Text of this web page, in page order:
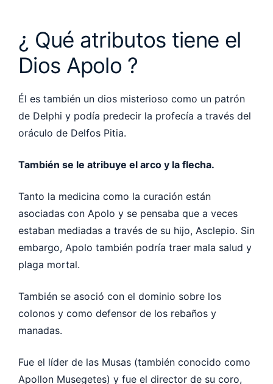
¿ Qué atributos tiene el
Dios Apolo ?
Él es también un dios misterioso como un patrón
de Delphi y podía predecir la profecía a través del
oráculo de Delfos Pitia.
También se le atribuye el arco y la flecha.
Tanto la medicina como la curación están
asociadas con Apolo y se pensaba que a veces
estaban mediadas a través de su hijo, Asclepio. Sin
embargo, Apolo también podría traer mala salud y
plaga mortal.
También se asoció con el dominio sobre los
colonos y como defensor de los rebaños y
manadas.
Fue el líder de las Musas (también conocido como
Apollon Musegetes) y fue el director de su coro,